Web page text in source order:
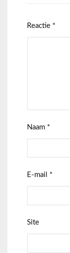
Reactie *
Naam *
E-mail *
Site